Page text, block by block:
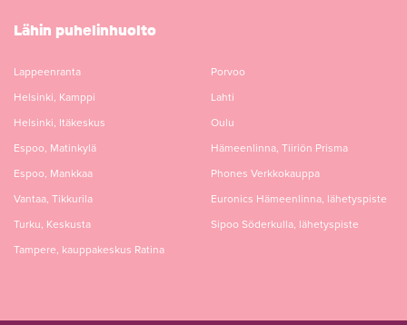
Lähin puhelinhuolto
Lappeenranta
Helsinki, Kamppi
Helsinki, Itäkeskus
Espoo, Matinkylä
Espoo, Mankkaa
Vantaa, Tikkurila
Turku, Keskusta
Tampere, kauppakeskus Ratina
Porvoo
Lahti
Oulu
Hämeenlinna, Tiiriön Prisma
Phones Verkkokauppa
Euronics Hämeenlinna, lähetyspiste
Sipoo Söderkulla, lähetyspiste